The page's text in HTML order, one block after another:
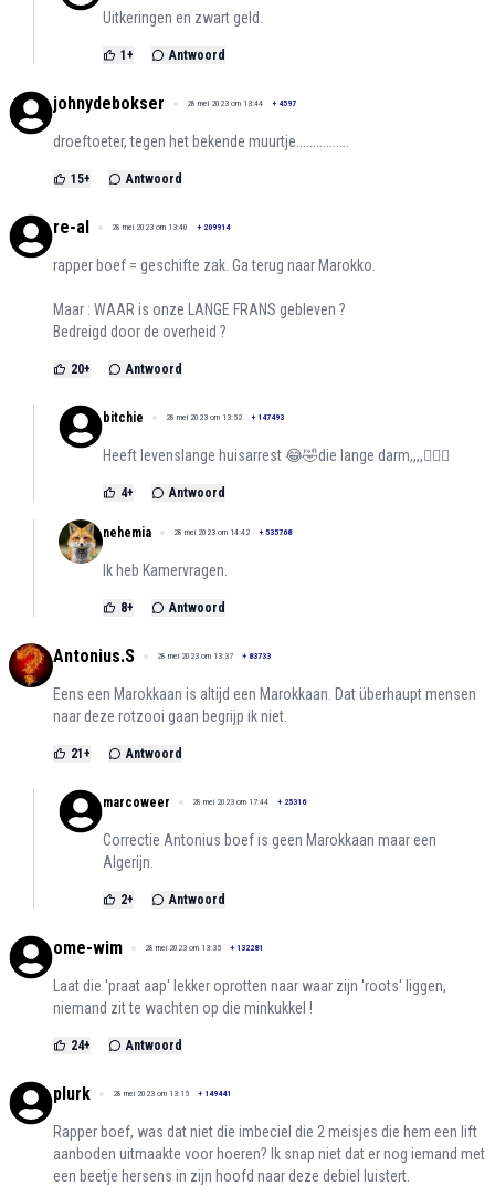
Uitkeringen en zwart geld.
1 + Antwoord
johnydebokser 28 mei 2023 om 13:44 + 4597
droeftoeter, tegen het bekende muurtje................
15+ Antwoord
re-al 28 mei 2023 om 13:40 + 209914
rapper boef = geschifte zak. Ga terug naar Marokko.
Maar : WAAR is onze LANGE FRANS gebleven ?
Bedreigd door de overheid ?
20+ Antwoord
bitchie 28 mei 2023 om 13:52 + 147493
Heeft levenslange huisarrest 😂🤣die lange darm,,,,🤦🏻‍♀️
4+ Antwoord
nehemia 28 mei 2023 om 14:42 + 535768
Ik heb Kamervragen.
8+ Antwoord
Antonius.S 28 mei 2023 om 13:37 + 83733
Eens een Marokkaan is altijd een Marokkaan. Dat überhaupt mensen
naar deze rotzooi gaan begrijp ik niet.
21 + Antwoord
marcoweer 28 mei 2023 om 17:44 + 25316
Correctie Antonius boef is geen Marokkaan maar een
Algerijn.
2+ Antwoord
ome-wim 28 mei 2023 om 13:35 + 132281
Laat die 'praat aap' lekker oprotten naar waar zijn 'roots' liggen,
niemand zit te wachten op die minkukkel !
24+ Antwoord
plurk 28 mei 2023 om 13:15 + 149441
Rapper boef, was dat niet die imbeciel die 2 meisjes die hem een lift
aanboden uitmaakte voor hoeren? Ik snap niet dat er nog iemand met
een beetje hersens in zijn hoofd naar deze debiel luistert.